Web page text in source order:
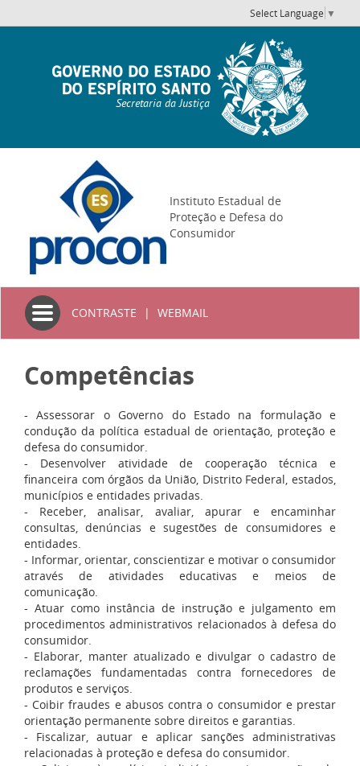
Select Language ▼
Secretaria da Justiça
Instituto Estadual de
Proteção e Defesa do
Consumidor
Toggle
navigation
CONTRASTE | WEBMAIL
Competências
- Assessorar o Governo do Estado na formulação e
condução da política estadual de orientação, proteção e
defesa do consumidor.
- Desenvolver atividade de cooperação técnica e
financeira com órgãos da União, Distrito Federal, estados,
municípios e entidades privadas.
- Receber, analisar, avaliar, apurar e encaminhar
consultas, denúncias e sugestões de consumidores e
entidades.
- Informar, orientar, conscientizar e motivar o consumidor
através de atividades educativas e meios de
comunicação.
- Atuar como instância de instrução e julgamento em
procedimentos administrativos relacionados à defesa do
consumidor.
- Elaborar, manter atualizado e divulgar o cadastro de
reclamações fundamentadas contra fornecedores de
produtos e serviços.
- Coibir fraudes e abusos contra o consumidor e prestar
orientação permanente sobre direitos e garantias.
- Fiscalizar, autuar e aplicar sanções administrativas
relacionadas à proteção e defesa do consumidor.